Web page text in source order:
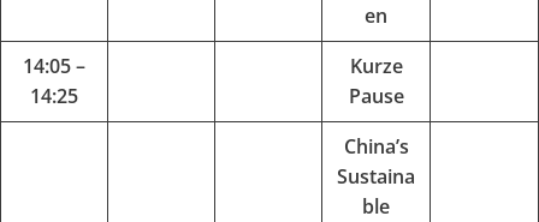
en
14:05 –
14:25
Kurze
Pause
China’s
Sustaina
ble